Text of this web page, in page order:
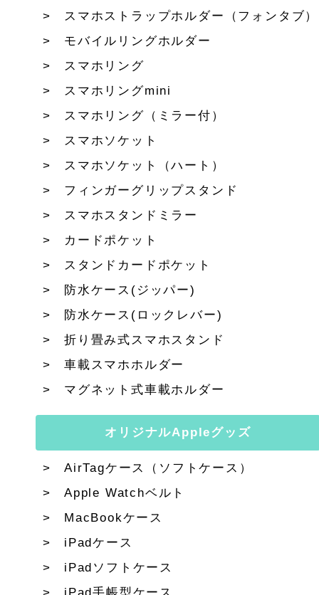
スマホストラップホルダー（フォンタブ）
モバイルリングホルダー
スマホリング
スマホリングmini
スマホリング（ミラー付）
スマホソケット
スマホソケット（ハート）
フィンガーグリップスタンド
スマホスタンドミラー
カードポケット
スタンドカードポケット
防水ケース(ジッパー)
防水ケース(ロックレバー)
折り畳み式スマホスタンド
車載スマホホルダー
マグネット式車載ホルダー
オリジナルAppleグッズ
AirTagケース（ソフトケース）
Apple Watchベルト
MacBookケース
iPadケース
iPadソフトケース